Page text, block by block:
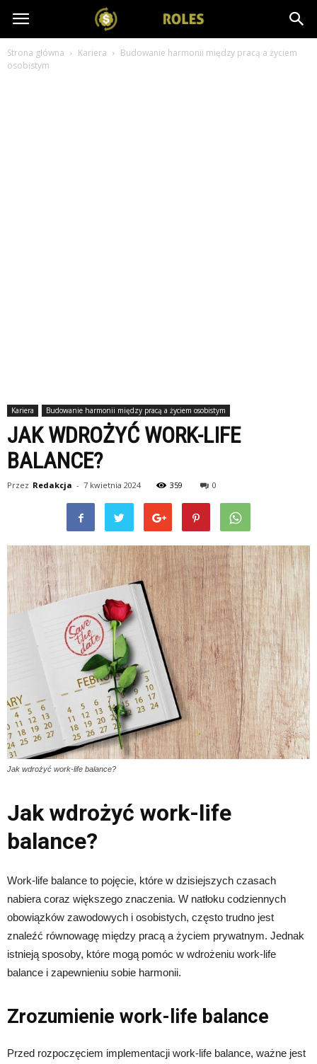
salesroles.pl
Strona główna Kariera
Budowanie harmonii między pracą a życiem
osobistym
Kariera Budowanie harmonii między pracą a życiem osobistym
JAK WDROŻYĆ WORK-LIFE
BALANCE?
Przez Redakcja - 7 kwietnia 2024 359 0
Jak wdrożyć work-life balance?
Jak wdrożyć work-life
balance?
Work-life balance to pojęcie, które w dzisiejszych czasach
nabiera coraz większego znaczenia. W natłoku codziennych
obowiązków zawodowych i osobistych, często trudno jest
znaleźć równowagę między pracą a życiem prywatnym. Jednak
istnieją sposoby, które mogą pomóc w wdrożeniu work-life
balance i zapewnieniu sobie harmonii.
Zrozumienie work-life balance
Przed rozpoczęciem implementacji work-life balance, ważne jest